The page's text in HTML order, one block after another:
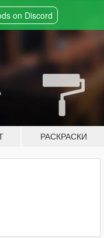
on Discord
РАСКРАСКИ